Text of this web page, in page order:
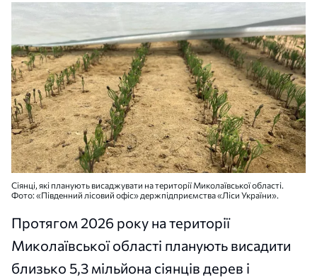
Сіянці, які планують висаджувати на території Миколаївської області.
Фото: «Південний лісовий офіс» держпідприємства «Ліси України».
Протягом 2026 року на території
Миколаївської області планують висадити
близько 5,3 мільйона сіянців дерев і